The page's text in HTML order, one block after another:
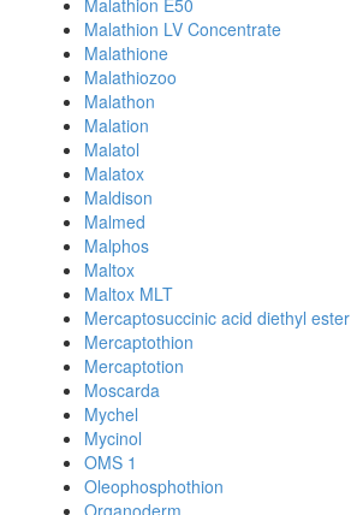
Malathion E50
Malathion LV Concentrate
Malathione
Malathiozoo
Malathon
Malation
Malatol
Malatox
Maldison
Malmed
Malphos
Maltox
Maltox MLT
Mercaptosuccinic acid diethyl ester
Mercaptothion
Mercaptotion
Moscarda
Mychel
Mycinol
OMS 1
Oleophosphothion
Organoderm